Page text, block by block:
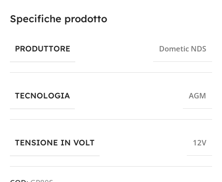
Specifiche prodotto
PRODUTTORE Dometic NDS
TECNOLOGIA AGM
TENSIONE IN VOLT 12V